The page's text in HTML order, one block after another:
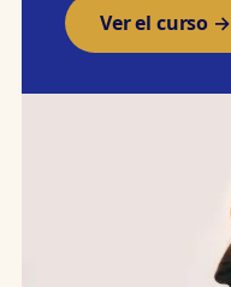
Ver el curso →